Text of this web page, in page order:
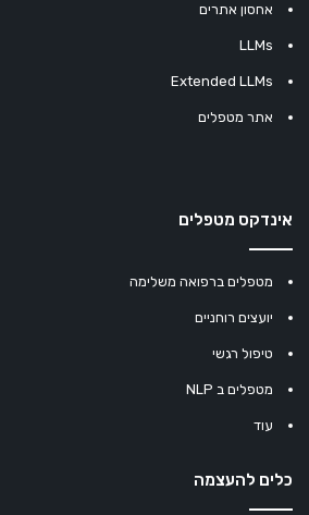
אחסון אתרים
LLMs
Extended LLMs
אתר מטפלים
אינדקס מטפלים
מטפלים ברפואה משלימה
יועצים רוחניים
טיפול רגשי
מטפלים ב NLP
עוד
כלים להעצמה